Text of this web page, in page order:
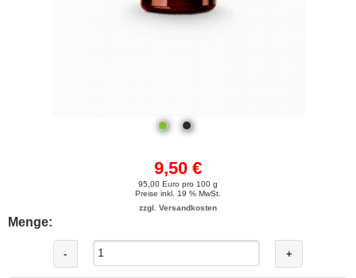
9,50 €
95,00 Euro pro 100 g
Preise inkl. 19 % MwSt.
zzgl. Versandkosten
Menge:
- +